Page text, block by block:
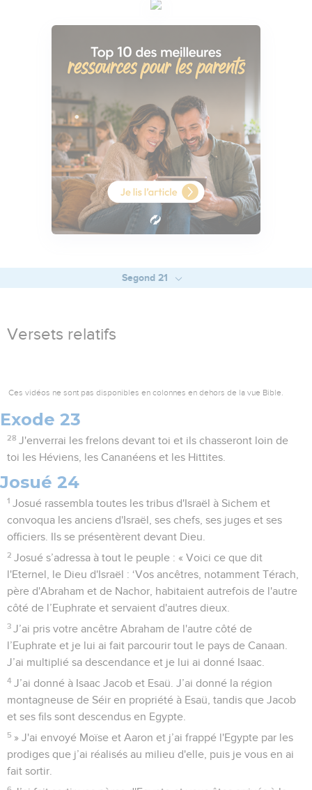
Segond 21
Versets relatifs
Ces vidéos ne sont pas disponibles en colonnes en dehors de la vue Bible.
Exode 23
28 J'enverrai les frelons devant toi et ils chasseront loin de
toi les Héviens, les Cananéens et les Hittites.
Josué 24
1 Josué rassembla toutes les tribus d'Israël à Sichem et
convoqua les anciens d'Israël, ses chefs, ses juges et ses
officiers. Ils se présentèrent devant Dieu.
2 Josué s’adressa à tout le peuple : « Voici ce que dit
l'Eternel, le Dieu d'Israël : ‘Vos ancêtres, notamment Térach,
père d'Abraham et de Nachor, habitaient autrefois de l'autre
côté de l’Euphrate et servaient d'autres dieux.
3 J’ai pris votre ancêtre Abraham de l'autre côté de
l’Euphrate et je lui ai fait parcourir tout le pays de Canaan.
J’ai multiplié sa descendance et je lui ai donné Isaac.
4 J’ai donné à Isaac Jacob et Esaü. J’ai donné la région
montagneuse de Séir en propriété à Esaü, tandis que Jacob
et ses fils sont descendus en Egypte.
5 » J'ai envoyé Moïse et Aaron et j’ai frappé l'Egypte par les
prodiges que j’ai réalisés au milieu d'elle, puis je vous en ai
fait sortir.